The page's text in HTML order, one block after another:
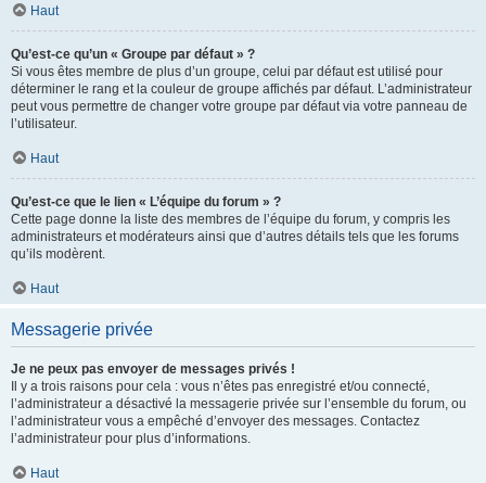
Haut
Qu’est-ce qu’un « Groupe par défaut » ?
Si vous êtes membre de plus d’un groupe, celui par défaut est utilisé pour
déterminer le rang et la couleur de groupe affichés par défaut. L’administrateur
peut vous permettre de changer votre groupe par défaut via votre panneau de
l’utilisateur.
Haut
Qu’est-ce que le lien « L’équipe du forum » ?
Cette page donne la liste des membres de l’équipe du forum, y compris les
administrateurs et modérateurs ainsi que d’autres détails tels que les forums
qu’ils modèrent.
Haut
Messagerie privée
Je ne peux pas envoyer de messages privés !
Il y a trois raisons pour cela : vous n’êtes pas enregistré et/ou connecté,
l’administrateur a désactivé la messagerie privée sur l’ensemble du forum, ou
l’administrateur vous a empêché d’envoyer des messages. Contactez
l’administrateur pour plus d’informations.
Haut